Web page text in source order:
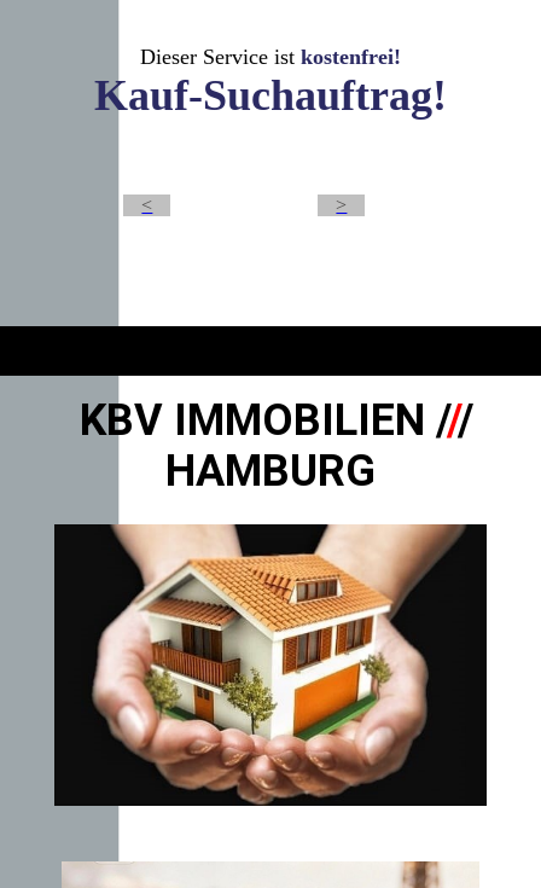
Dieser Service ist kostenfrei!
Kauf-Suchauftrag!
< >
KBV IMMOBILIEN ///
HAMBURG